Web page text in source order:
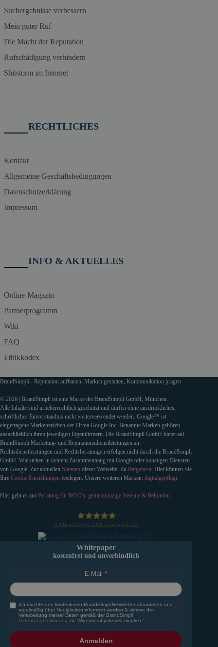
Suchergebnisse verbessern
Mein guter Ruf
Die Macht der Reputation
Rufschädigung verhindern
Shitstorm im Internet
RECHTLICHES
Kontakt
Allgemeine Geschäftsbedingungen
Datenschutzerklärung
Impressum
INFO & AKTUELLES
Online-Magazin
Partnerprogramm
Wiki
FAQ
Ethikkodex
BrandSimpli - Reputation aufbauen, Marken gestalten, Kommunikation prägen
© 2026 | BrandSimpli ist eine Marke der BrandSimpli GmbH, München.
Alle Inhalte sind urheberrechtlich geschützt und dürfen ohne ausdrückliches,
schriftliches Einverständnis nicht weiterverwendet werden. Google™ ist
eingetragene Markenzeichen der Firma Google Inc. Benannte Marken gehören
ausschließlich ihren jeweiligen Eigentürmern. Die BrandSimpli GmbH bietet auf
BrandSimpli Marketing- und Reputationsdienstleistungen an.
Rechtsdienstleistungen und Rechtsberatungen erfolgen nicht durch die BrandSimpli
GmbH. Wir stehen in keinem Zusammenhang mit Google oder sonstigen Diensten
von Google. Zur aktuellen Sitemap dieser Webseite. Zu Ratgebern. Hier können Sie
Ihre Cookie Einstellungen festlegen. Unsere weiteren Marken: digitalgepflegt.
Hier geht es zur Beratung für NGO's, gemeinnützige Vereine & Behörden.
154 Bewertungen auf ProvenExpert.com
Whitepaper
kostenfrei und unverbindlich
E-Mail
Ich möchte den kostenlosen BrandSimpli-Newsletter abonnieren und
regelmäßig über Neuigkeiten informiert werden & stimme der
Verarbeitung meiner Daten gemäß der BrandSimpli
Datenschutzerklärung zu. Widerruf ist jederzeit möglich."
Anmelden